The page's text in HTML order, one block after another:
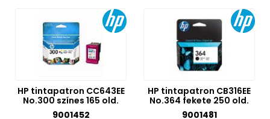
HP tintapatron CC643EE
No.300 színes 165 old.
9001452
HP tintapatron CB316EE
No.364 fekete 250 old.
9001481